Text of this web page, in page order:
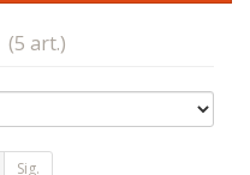
(5 art.)
Sig.